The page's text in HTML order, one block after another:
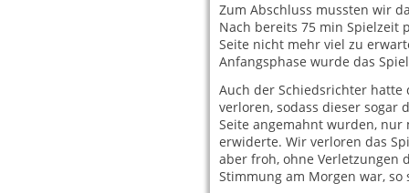
Zum Abschluss mussten wir
Nach bereits 75 min Spielzeit
Seite nicht mehr viel zu
Anfangsphase wurde das
Auch der Schiedsrichter hatte
verloren, sodass dieser sogar
Seite angemahnt wurden,
erwiderte. Wir verloren das
aber froh, ohne Verletzungen
Stimmung am Morgen war, so